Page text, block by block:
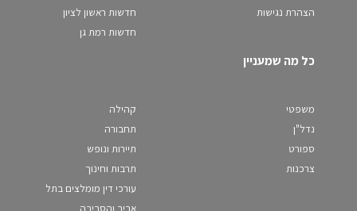
הצהרת נגישות
חדשות ראשון לציון
חדשות רמת גן
כל מה שמעניין
משפטי
נדל"ן
ספורט
צרכנות
קהילה
תחבורה
תיירות ונופש
תרבות וחינוך
עורכי דין מומלצים בתל
אביב והסביבה